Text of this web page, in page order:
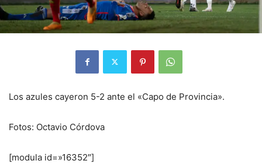
Los azules cayeron 5-2 ante el «Capo de Provincia».
Fotos: Octavio Córdova
[modula id=»16352″]